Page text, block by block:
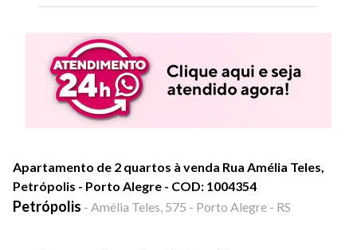
Apartamento de 2 quartos à venda Rua Amélia Teles,
Petrópolis - Porto Alegre - COD: 1004354
Petrópolis - Amélia Teles, 575 - Porto Alegre - RS